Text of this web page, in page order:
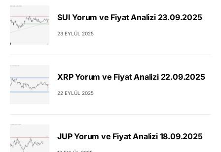
SUI Yorum ve Fiyat Analizi 23.09.2025
23 EYLÜL 2025
XRP Yorum ve Fiyat Analizi 22.09.2025
22 EYLÜL 2025
JUP Yorum ve Fiyat Analizi 18.09.2025